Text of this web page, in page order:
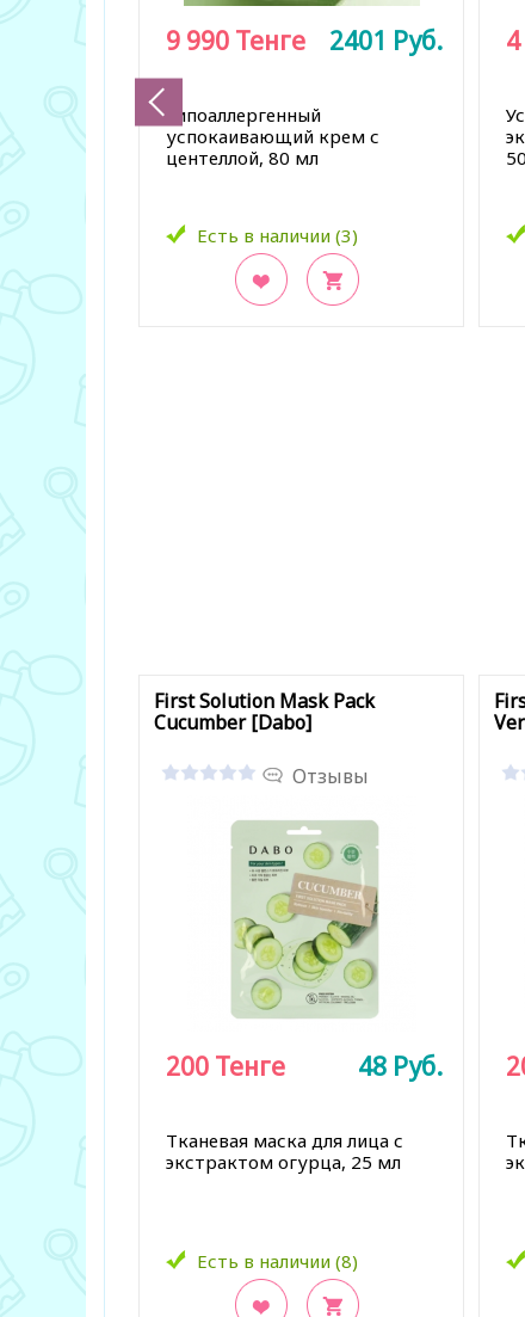
Гипоаллергенный
успокаивающий крем с
центеллой, 80 мл
Есть в наличии (3)
9 990 Тенге 2401 Руб.
First Solution Mask Pack
Cucumber [Dabo]
Отзывы
Тканевая маска для лица с
экстрактом огурца, 25 мл
Есть в наличии (8)
200 Тенге 48 Руб.